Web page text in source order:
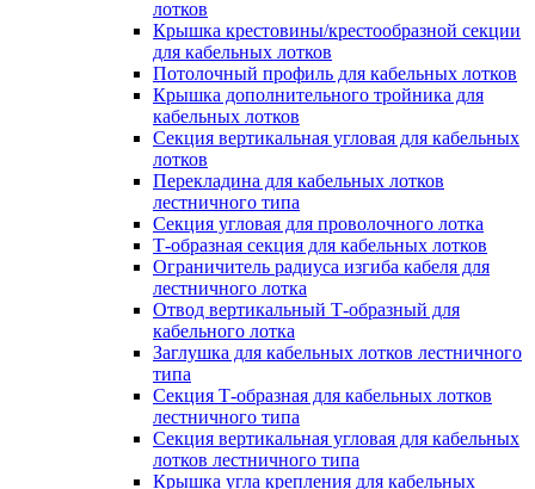
лотков
Крышка крестовины/крестообразной секции
для кабельных лотков
Потолочный профиль для кабельных лотков
Крышка дополнительного тройника для
кабельных лотков
Секция вертикальная угловая для кабельных
лотков
Перекладина для кабельных лотков
лестничного типа
Секция угловая для проволочного лотка
Т-образная секция для кабельных лотков
Ограничитель радиуса изгиба кабеля для
лестничного лотка
Отвод вертикальный Т-образный для
кабельного лотка
Заглушка для кабельных лотков лестничного
типа
Секция Т-образная для кабельных лотков
лестничного типа
Секция вертикальная угловая для кабельных
лотков лестничного типа
Крышка угла крепления для кабельных